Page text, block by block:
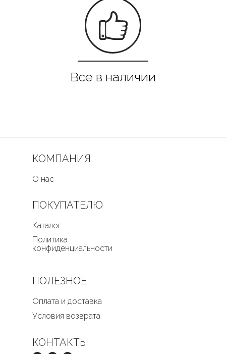
КОМПАНИЯ
О нас
ПОЛЕЗНОЕ
Оплата и доставка
Условия возврата
ПОКУПАТЕЛЮ
Каталог
Политика
конфиденциальности
КОНТАКТЫ